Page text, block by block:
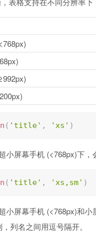
( 'title' , 'xs' )
小屏幕手机 (<768px)下，
( 'title' , 'xs,sm' )
小屏幕手机 (<768px)和小
列名之间用逗号隔开。